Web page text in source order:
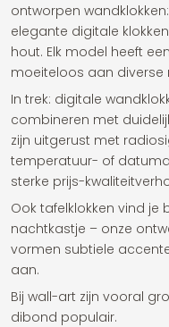
ontworpen
elegante digitale
hout. Elk model heeft
moeiteloos aan diverse
In trek: digitale
combineren met
zijn uitgerust met
temperatuur- of
sterke prijs-
Ook tafelklokken vind je
nachtkastje – onze
vormen subtiele
aan.
Bij wall-art zijn vooral
dibond populair.